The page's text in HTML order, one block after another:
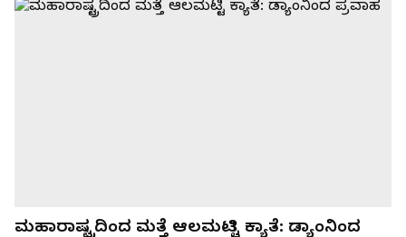
ಮಹಾರಾಷ್ಟ್ರದಿಂದ ಮತ್ತೆ ಆಲಮಟ್ಟಿ ಕ್ಯಾತೆ: ಡ್ಯಾಂನಿಂದ